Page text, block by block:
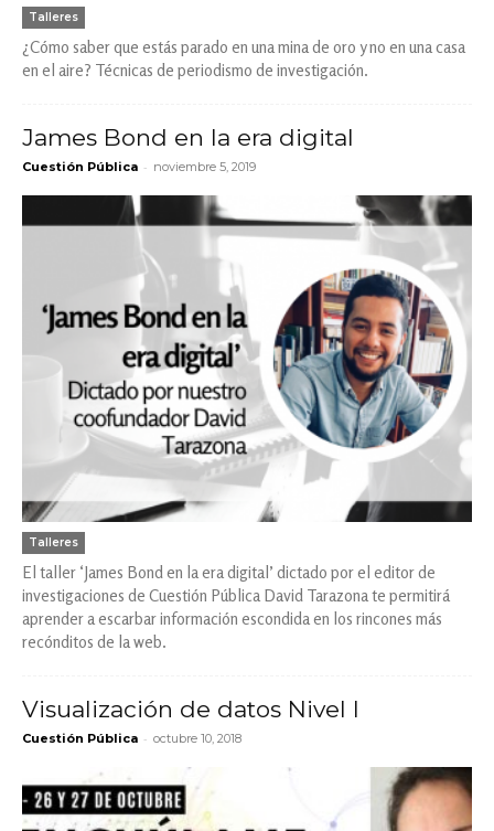
Talleres
¿Cómo saber que estás parado en una mina de oro y no en una casa
en el aire? Técnicas de periodismo de investigación.
James Bond en la era digital
Cuestión Pública - noviembre 5, 2019
Talleres
El taller ‘James Bond en la era digital’ dictado por el editor de
investigaciones de Cuestión Pública David Tarazona te permitirá
aprender a escarbar información escondida en los rincones más
recónditos de la web.
Visualización de datos Nivel I
Cuestión Pública - octubre 10, 2018